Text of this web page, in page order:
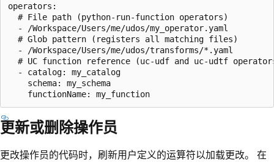
operators:
  # File path (python-run-function operators)
  - /Workspace/Users/me/udos/my_operator.yaml
  # Glob pattern (registers all matching files)
  - /Workspace/Users/me/udos/transforms/*.yaml
# UC function reference (uc-udf and uc-udtf
  - catalog: my_catalog
    schema: my_schema
更新或删除操作员
更改操作员的代码时，刷新用户定义的运算符以加载更改。 在